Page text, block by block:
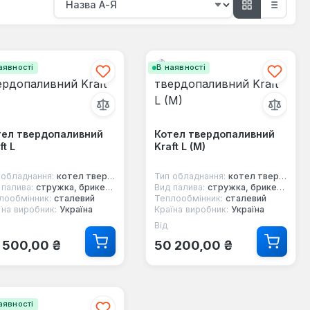
твердопаливний
L
котел твердопаливний
стружка, брикети, дерево, вугілля
сталевий
виробник: Україна
ціна:
500,00 ₴
В наявності
Котел твердопаливний
Kraft L (M)
Тип обладнання: котел твердопаливний
Вид палива: стружка, брикети, дерево, вугілля
Теплообмінник: сталевий
Країна виробник: Україна
Звичайна ціна:
Від
50 200,00 ₴